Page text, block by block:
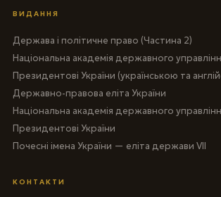
ВИДАННЯ
Держава і політичне право (Частина 2)
Національна академія державного
Президентові України (українською та
Державно-правова еліта України
Національна академія державного
Президентові України
Почесні імена України — еліта держави VII
КОНТАКТИ